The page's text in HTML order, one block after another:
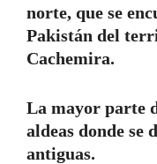
norte, que se
Pakistán del
Cachemira.
La mayor parte
aldeas donde se
antiguas.